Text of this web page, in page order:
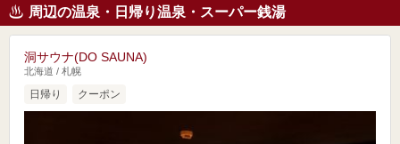
周辺の温泉・日帰り温泉・スーパー銭湯
洞サウナ(DO SAUNA)
北海道 / 札幌
日帰り クーポン